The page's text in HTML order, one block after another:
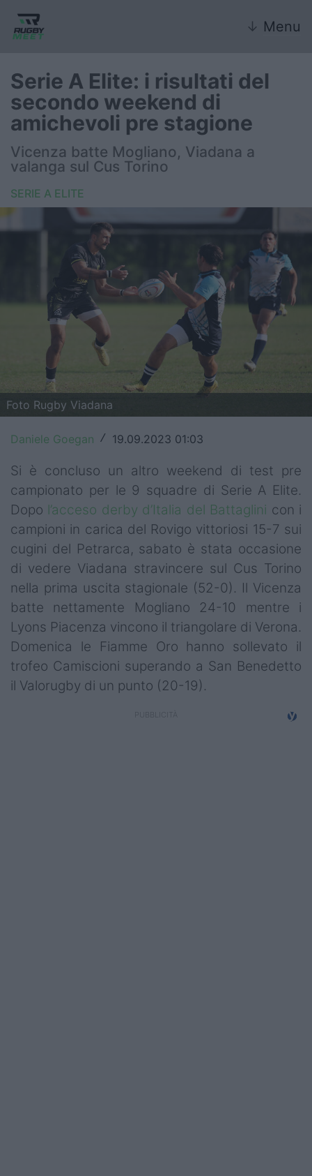
↓ Menu
Nazionale
Nazionali giovanili
Rugby Sevens
FIR
6 Nazioni
United Rugby Championship
Top14
Premiership
Champions Cup
Rugby World Cup
Super Rugby
Rugby in TV
Mercato
Serie A Elite
Campionati
Serie A
Serie A Elite: i risultati del
secondo weekend di
amichevoli pre stagione
Vicenza batte Mogliano, Viadana a
valanga sul Cus Torino
SERIE A ELITE
Foto Rugby Viadana
Daniele Goegan / 19.09.2023 01:03
Si è concluso un altro weekend di test pre
campionato per le 9 squadre di Serie A Elite.
Dopo l’acceso derby d’Italia del Battaglini con i
campioni in carica del Rovigo vittoriosi 15-7 sui
cugini del Petrarca, sabato è stata occasione
di vedere Viadana stravincere sul Cus Torino
nella prima uscita stagionale (52-0). Il Vicenza
batte nettamente Mogliano 24-10 mentre i
Lyons Piacenza vincono il triangolare di Verona.
Domenica le Fiamme Oro hanno sollevato il
trofeo Camiscioni superando a San Benedetto
il Valorugby di un punto (20-19).